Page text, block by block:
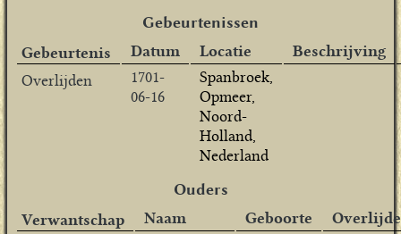
Gebeurtenissen
Gebeurtenis
Datum Locatie
Beschrijving
Overlijden
1701-
06-16
Spanbroek,
Opmeer,
Noord-
Holland,
Nederland
Ouders
Verwantschap
Naam Geboorte